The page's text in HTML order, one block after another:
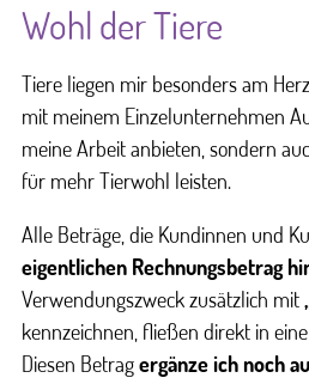
Wohl der Tiere
Tiere liegen mir besonders am
mit meinem Einzelunternehmen
meine Arbeit anbieten, sondern
für mehr Tierwohl leisten.
Alle Beträge, die Kundinnen und
eigentlichen Rechnungsbetrag
Verwendungszweck zusätzlich mit
kennzeichnen, fließen direkt in
Diesen Betragergänze ich noch